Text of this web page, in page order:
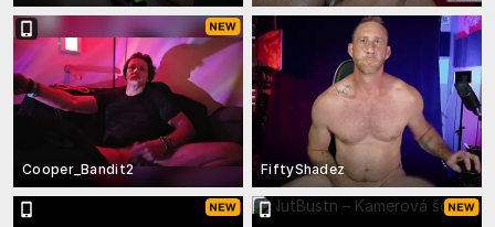
Cooper_Bandit2 FiftyShadez